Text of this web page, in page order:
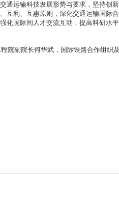
通运输科技发展形势与要求，坚持创
互利、互惠原则，深化交通运输国际
化国际间人才交流互动，提高科研水
副院长何华武，国际铁路合作组织